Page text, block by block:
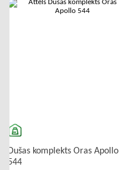
Dušas komplekts Oras Apollo
544